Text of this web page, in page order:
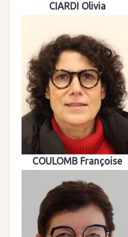
CIARDI Olivia
COULOMB Françoise